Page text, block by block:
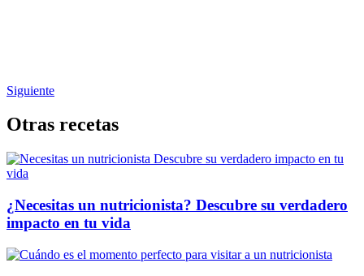
Siguiente
Otras recetas
¿Necesitas un nutricionista? Descubre su verdadero
impacto en tu vida